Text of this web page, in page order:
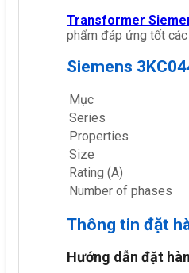
Transformer
phẩm đáp ứng tốt
Siemens
Mục
Series
Properties
Size
Rating (A)
Number of phases
Thông tin đặt
Hướng dẫn đặt